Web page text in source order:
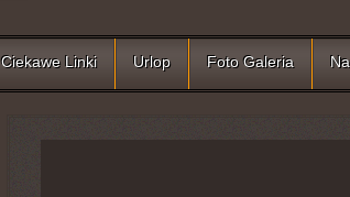
Ciekawe Linki Urlop Foto Galeria